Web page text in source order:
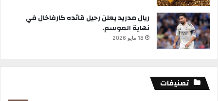
ريال مدريد يعلن رحيل قائده كارفاخال في
نهاية الموسم.
18 مايو 2026
تصنيفات